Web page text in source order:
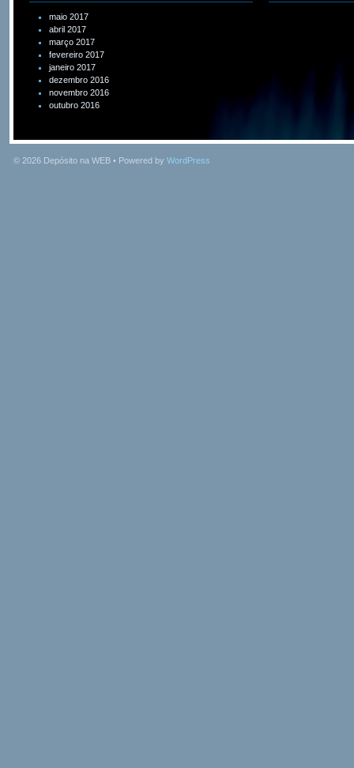
maio 2017
abril 2017
março 2017
fevereiro 2017
janeiro 2017
dezembro 2016
novembro 2016
outubro 2016
© 2026 Depósito na WEB • Powered by WordPress